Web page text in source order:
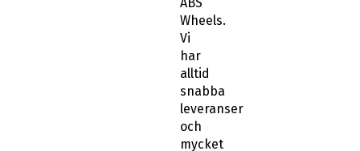
Wheels.
Vi
har
alltid
snabba
leveranser
och
mycket